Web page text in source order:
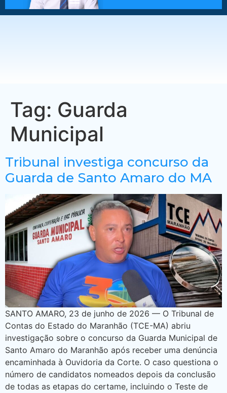
Tag: Guarda
Municipal
Tribunal investiga concurso da
Guarda de Santo Amaro do MA
SANTO AMARO, 23 de junho de 2026 — O Tribunal de
Contas do Estado do Maranhão (TCE-MA) abriu
investigação sobre o concurso da Guarda Municipal de
Santo Amaro do Maranhão após receber uma denúncia
encaminhada à Ouvidoria da Corte. O caso questiona o
número de candidatos nomeados depois da conclusão
de todas as etapas do certame, incluindo o Teste de